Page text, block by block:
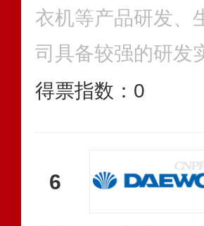
衣机等产品研发、
司具备较强的研发
得票指数： 0
6